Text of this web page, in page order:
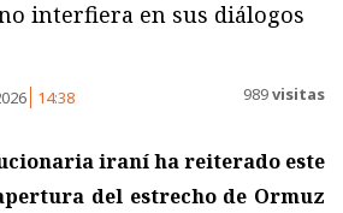
interfiera en sus diálogos
14:38 989visitas
iraní ha reiterado este
del estrecho de Ormuz